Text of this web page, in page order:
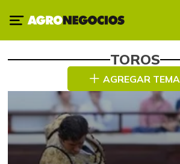
TOROS
AGREGAR TEMA